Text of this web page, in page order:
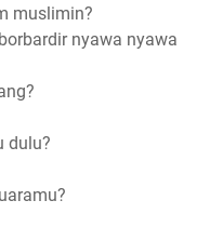
muslimin?
nyawa nyawa
dulu?